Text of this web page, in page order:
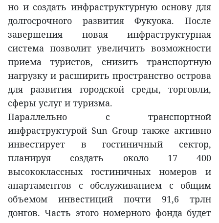
но и создать инфраструктурную основу для
долгосрочного развития Фукуока. После
завершения новая инфраструктурная
система позволит увеличить возможности
приема туристов, снизить транспортную
нагрузку и расширить пространство острова
для развития городской среды, торговли,
сферы услуг и туризма.
Параллельно с транспортной
инфраструктурой Sun Group также активно
инвестирует в гостиничный сектор,
планируя создать около 17 400
высококлассных гостиничных номеров и
апартаментов с обслуживанием с общим
объемом инвестиций почти 91,6 трлн
донгов. Часть этого номерного фонда будет